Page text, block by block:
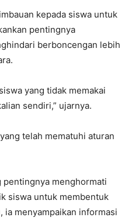
kepada siswa untuk
pentingnya
berboncengan lebih
yang tidak memakai
sendiri,” ujarnya.
telah mematuhi aturan
menghormati
siswa untuk membentuk
ia menyampaikan informasi